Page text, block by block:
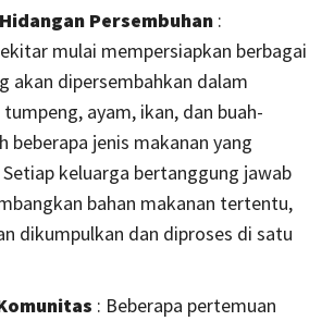
Persembuhan :
mulai mempersiapkan berbagai
akan dipersembahkan dalam
tumpeng, ayam, ikan, dan buah-
beberapa jenis makanan yang
keluarga bertanggung jawab
bahan makanan tertentu,
dikumpulkan dan diproses di satu
: Beberapa pertemuan